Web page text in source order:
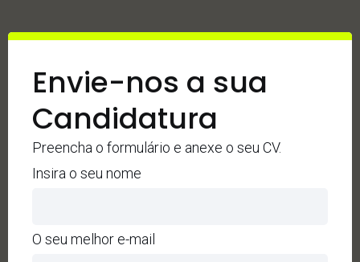
Envie-nos a sua
Candidatura
Preencha o formulário e anexe o seu CV.
Insira o seu nome
O seu melhor e-mail